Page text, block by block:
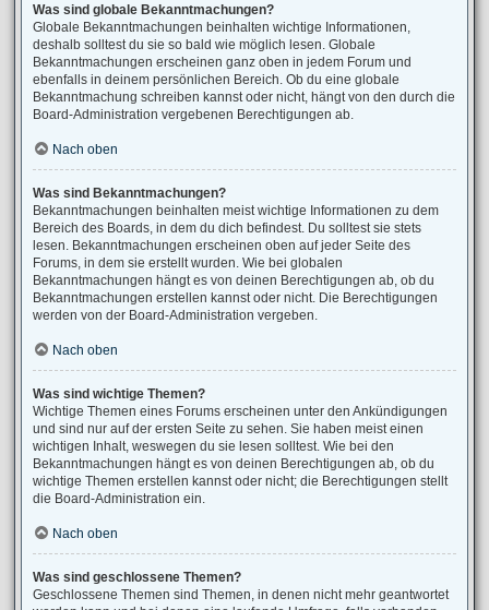
Was sind globale Bekanntmachungen?
Globale Bekanntmachungen beinhalten wichtige Informationen,
deshalb solltest du sie so bald wie möglich lesen. Globale
Bekanntmachungen erscheinen ganz oben in jedem Forum und
ebenfalls in deinem persönlichen Bereich. Ob du eine globale
Bekanntmachung schreiben kannst oder nicht, hängt von den durch die
Board-Administration vergebenen Berechtigungen ab.
Nach oben
Was sind Bekanntmachungen?
Bekanntmachungen beinhalten meist wichtige Informationen zu dem
Bereich des Boards, in dem du dich befindest. Du solltest sie stets
lesen. Bekanntmachungen erscheinen oben auf jeder Seite des
Forums, in dem sie erstellt wurden. Wie bei globalen
Bekanntmachungen hängt es von deinen Berechtigungen ab, ob du
Bekanntmachungen erstellen kannst oder nicht. Die Berechtigungen
werden von der Board-Administration vergeben.
Nach oben
Was sind wichtige Themen?
Wichtige Themen eines Forums erscheinen unter den Ankündigungen
und sind nur auf der ersten Seite zu sehen. Sie haben meist einen
wichtigen Inhalt, weswegen du sie lesen solltest. Wie bei den
Bekanntmachungen hängt es von deinen Berechtigungen ab, ob du
wichtige Themen erstellen kannst oder nicht; die Berechtigungen stellt
die Board-Administration ein.
Nach oben
Was sind geschlossene Themen?
Geschlossene Themen sind Themen, in denen nicht mehr geantwortet